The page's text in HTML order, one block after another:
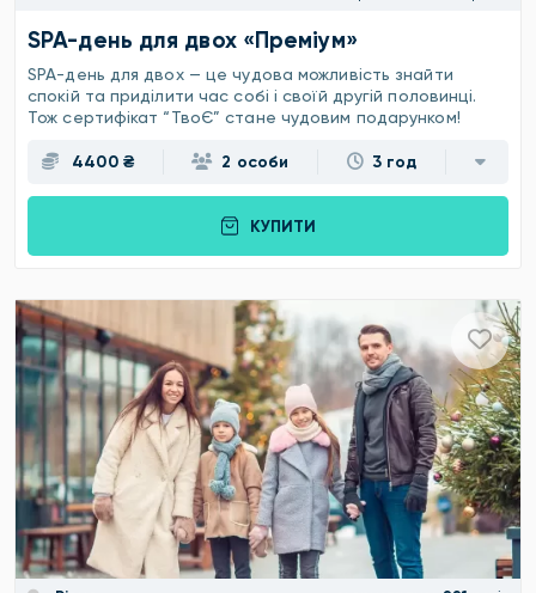
SPA-день для двох «Преміум»
SPA-день для двох — це чудова можливість знайти
спокій та приділити час собі і своїй другій половинці.
Тож сертифікат “ТвоЄ” стане чудовим подарунком!
4400 ₴ 2 особи 3 год
КУПИТИ